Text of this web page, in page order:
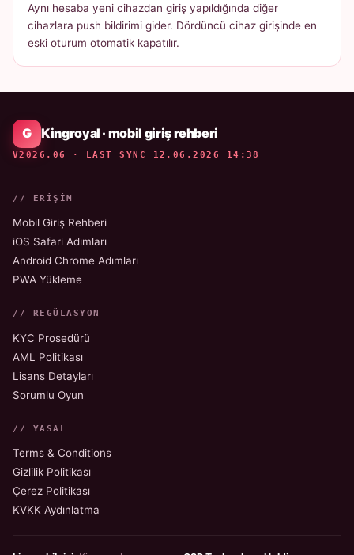
Aynı hesaba yeni cihazdan giriş yapıldığında diğer
cihazlara push bildirimi gider. Dördüncü cihaz girişinde en
eski oturum otomatik kapatılır.
Kingroyal · mobil giriş rehberi
V2026.06 · LAST SYNC 12.06.2026 14:38
// ERIŞIM
Mobil Giriş Rehberi
iOS Safari Adımları
Android Chrome Adımları
PWA Yükleme
// REGÜLASYON
KYC Prosedürü
AML Politikası
Lisans Detayları
Sorumlu Oyun
// YASAL
Terms & Conditions
Gizlilik Politikası
Çerez Politikası
KVKK Aydınlatma